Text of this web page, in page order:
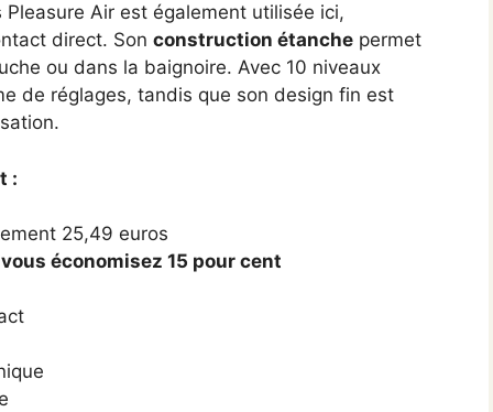
Air est également utilisée ici,
direct. Son construction étanche permet
ou dans la baignoire. Avec 10 niveaux
de réglages, tandis que son design fin est
:
25,49 euros
vous économisez 15 pour cent